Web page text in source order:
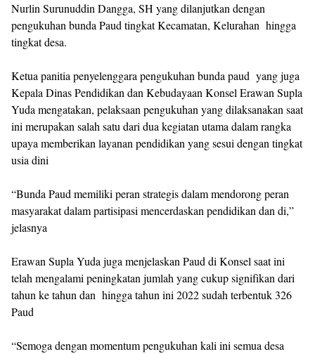
Nurlin Surunuddin Dangga, SH yang dilanjutkan dengan
pengukuhan bunda Paud tingkat Kecamatan, Kelurahan hingga
tingkat desa.
Ketua panitia penyelenggara pengukuhan bunda paud yang juga
Kepala Dinas Pendidikan dan Kebudayaan Konsel Erawan Supla
Yuda mengatakan, pelaksaan pengukuhan yang dilaksanakan saat
ini merupakan salah satu dari dua kegiatan utama dalam rangka
upaya memberikan layanan pendidikan yang sesui dengan tingkat
usia dini
“Bunda Paud memiliki peran strategis dalam mendorong peran
masyarakat dalam partisipasi mencerdaskan pendidikan dan di,”
jelasnya
Erawan Supla Yuda juga menjelaskan Paud di Konsel saat ini
telah mengalami peningkatan jumlah yang cukup signifikan dari
tahun ke tahun dan hingga tahun ini 2022 sudah terbentuk 326
Paud
“Semoga dengan momentum pengukuhan kali ini semua desa